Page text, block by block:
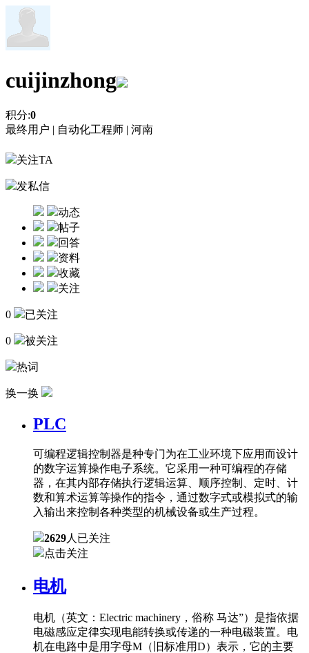
cuijinzhong
积分:0
最终用户 | 自动化工程师 | 河南
关注TA
发私信
动态
帖子
回答
资料
收藏
关注
0 已关注
0 被关注
热词
换一换
PLC
可编程逻辑控制器是种专门为在工业环境下应用而设计
的数字运算操作电子系统。它采用一种可编程的存储
器，在其内部存储执行逻辑运算、顺序控制、定时、计
数和算术运算等操作的指令，通过数字式或模拟式的输
入输出来控制各种类型的机械设备或生产过程。
2629人已关注
点击关注
电机
电机（英文：Electric machinery，俗称 马达”）是指依据
电磁感应定律实现电能转换或传递的一种电磁装置。电
机在电路中是用字母M（旧标准用D）表示，它的主要